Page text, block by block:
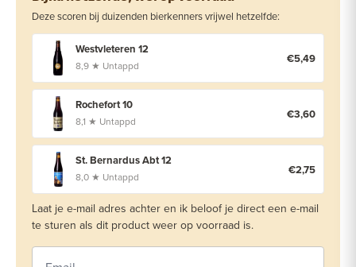
Deze scoren bij duizenden bierkenners vrijwel hetzelfde:
Westvleteren 12
8,9 ★ Untappd €5,49
Rochefort 10
8,1 ★ Untappd €3,60
St. Bernardus Abt 12
8,0 ★ Untappd €2,75
Laat je e-mail adres achter en ik beloof je direct een e-mail
te sturen als dit product weer op voorraad is.